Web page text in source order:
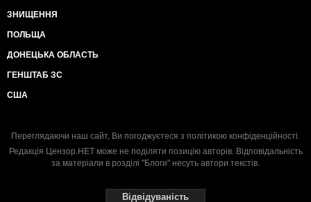
ЗНИЩЕННЯ
ПОЛЬЩА
ДОНЕЦЬКА ОБЛАСТЬ
ГЕНШТАБ ЗС
США
Переглядаючи наш сайт, Ви погоджуєтеся з політикою конфіденційності.
Редакція Цензор.НЕТ може не поділяти позицію авторів. Відповідальність
за матеріали в розділі "Блоги" несуть автори текстів.
Відвідуваність